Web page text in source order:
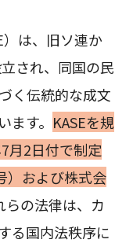
は、旧ソ連か
され、同国の民
く伝統的な成文
す。 KASEを規
月2日付で制定
）および株式会
らの法律は、カ
る国内法秩序に